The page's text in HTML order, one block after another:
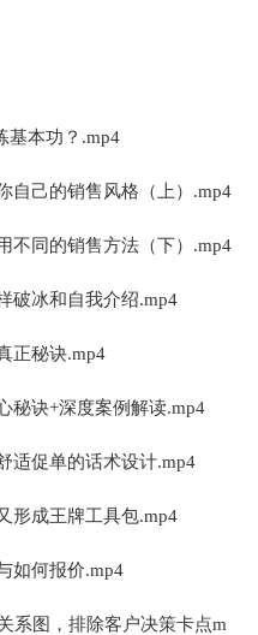
基本功？.mp4
自己的销售风格（上）.mp4
不同的销售方法（下）.mp4
破冰和自我介绍.mp4
正秘诀.mp4
秘诀+深度案例解读.mp4
适促单的话术设计.mp4
形成王牌工具包.mp4
如何报价.mp4
系图，排除客户决策卡点m